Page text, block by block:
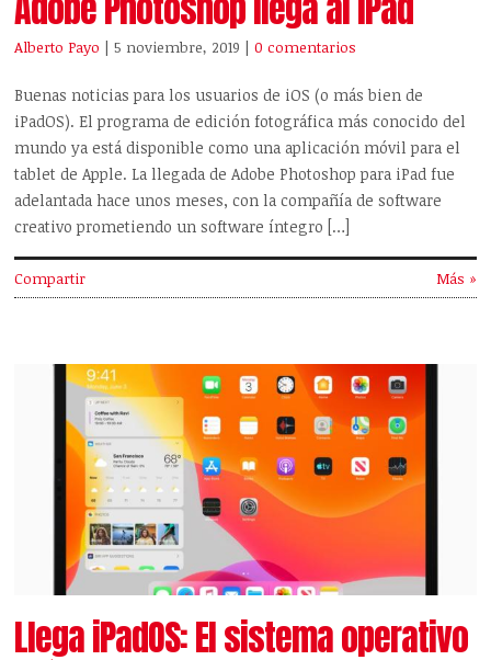
Alberto Payo | 5 noviembre, 2019 |0 comentarios
Buenas noticias para los usuarios de iOS (o más bien de
iPadOS). El programa de edición fotográfica más conocido del
mundo ya está disponible como una aplicación móvil para el
tablet de Apple. La llegada de Adobe Photoshop para iPad fue
adelantada hace unos meses, con la compañía de software
creativo prometiendo un software íntegro […]
Compartir Más »
Llega iPadOS: El sistema operativo